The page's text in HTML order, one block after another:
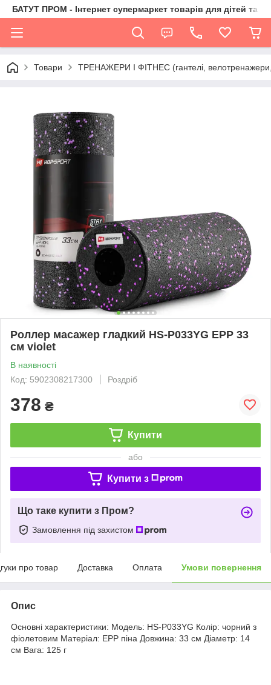
БАТУТ ПРОМ - Інтернет супермаркет товарів для дітей та їх
Товари ТРЕНАЖЕРИ І ФІТНЕС (гантелі, велотренажери,
Роллер масажер гладкий HS-P033YG EPP 33
см violet
В наявності
Код: 5902308217300
Роздріб
378 ₴
Купити
або
Купити з
Що таке купити з Пром?
Замовлення під захистом
про товар Доставка Оплата Умови повернення
Опис
Основні характеристики: Модель: HS-P033YG Колір: чорний з
фіолетовим Матеріал: EPР піна Довжина: 33 см Діаметр: 14
см Вага: 125 г